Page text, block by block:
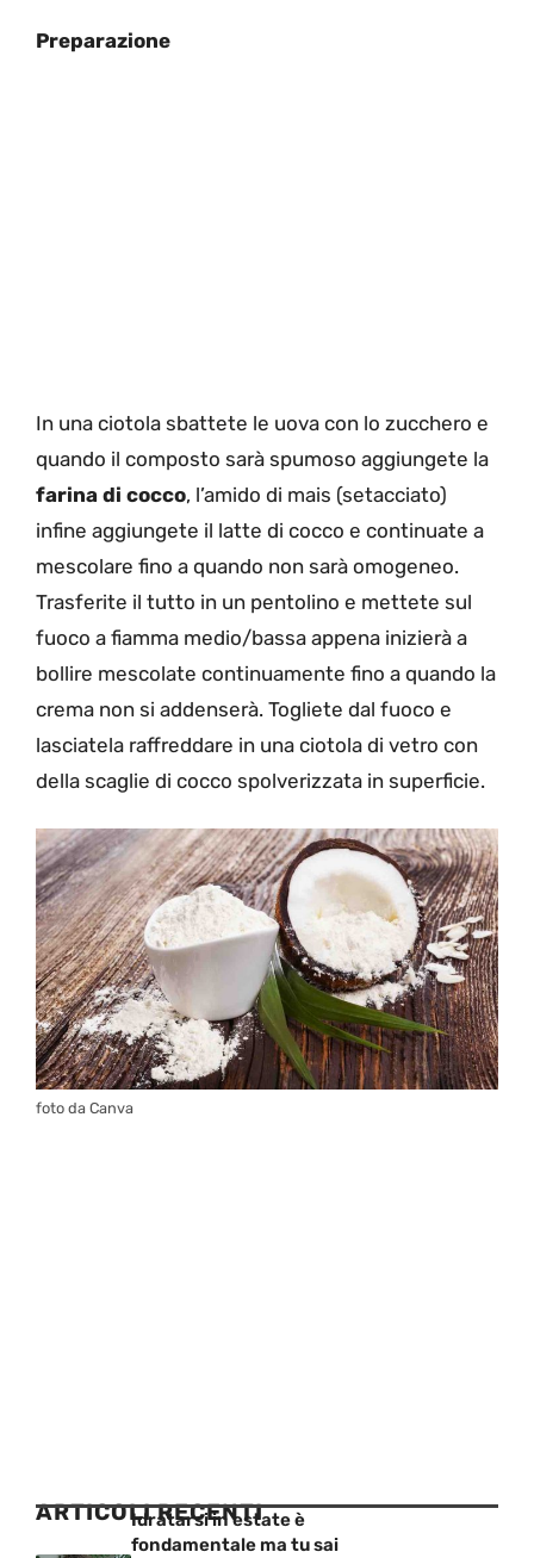
Preparazione
In una ciotola sbattete le uova con lo zucchero e
quando il composto sarà spumoso aggiungete la
farina di cocco, l’amido di mais (setacciato)
infine aggiungete il latte di cocco e continuate a
mescolare fino a quando non sarà omogeneo.
Trasferite il tutto in un pentolino e mettete sul
fuoco a fiamma medio/bassa appena inizierà a
bollire mescolate continuamente fino a quando la
crema non si addenserà. Togliete dal fuoco e
lasciatela raffreddare in una ciotola di vetro con
della scaglie di cocco spolverizzata in superficie.
foto da Canva
ARTICOLI RECENTI
Idratarsi in estate è
fondamentale ma tu sai